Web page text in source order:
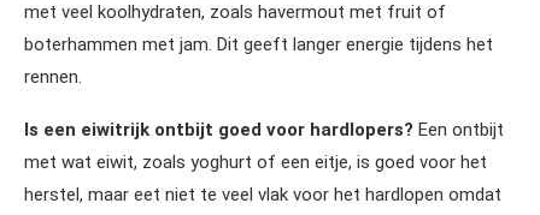
met veel koolhydraten, zoals havermout met fruit of
boterhammen met jam. Dit geeft langer energie tijdens het
rennen.
Is een eiwitrijk ontbijt goed voor hardlopers? Een ontbijt
met wat eiwit, zoals yoghurt of een eitje, is goed voor het
herstel, maar eet niet te veel vlak voor het hardlopen omdat